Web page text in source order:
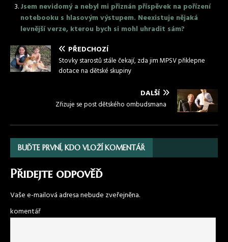
Jsem nevidomý a nebyl mi přiznán příspěvek na pořízení
notebooku s hlasovým výstupem. Neexistuje nějaká
levnější verze, kterou bych si mohl uhradit sám?
PŘEDCHOZÍ
Stovky starostů stále čekají, zda jim MPSV přiklepne
dotace na dětské skupiny
DALŠÍ
Zřizuje se post dětského ombudsmana
BUĎTE PRVNÍ, KDO VLOŽÍ KOMENTÁŘ
Přidejte odpověď
Vaše e-mailová adresa nebude zveřejněna.
komentář